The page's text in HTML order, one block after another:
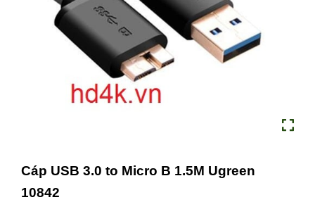
Cáp USB 3.0 to Micro B 1.5M Ugreen
10842